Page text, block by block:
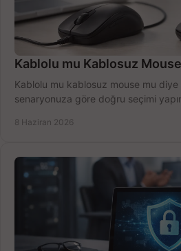
Kablolu mu Kablosuz
Kablolu mu kablosuz mouse mu diye
senaryonuza göre doğru seçimi
8 Haziran 2026